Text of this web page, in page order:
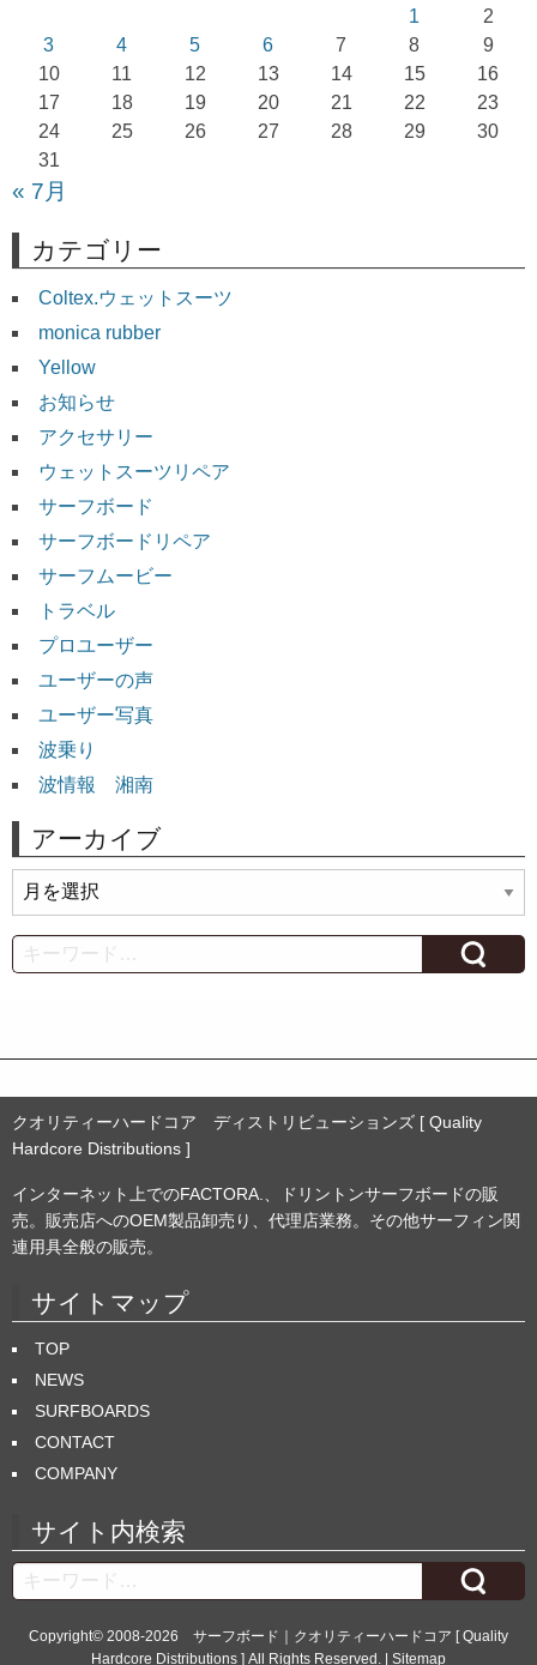
1
2
3
4 5 6 7 8
9
10
11 12 13 14 15
16
17
18 19 20 21 22
23
24
25 26 27 28 29
30
31
« 7月
カテゴリー
Coltex.ウェットスーツ
monica rubber
Yellow
お知らせ
アクセサリー
ウェットスーツリペア
サーフボード
サーフボードリペア
サーフムービー
トラベル
プロユーザー
ユーザーの声
ユーザー写真
波乗り
波情報 湘南
アーカイブ
ー
カ
イ
Search
クオリティーハードコア ディストリビューションズ [ Quality
Hardcore Distributions ]
インターネット上でのFACTORA.、ドリントンサーフボードの販
売。販売店へのOEM製品卸売り、代理店業務。その他サーフィン関
連用具全般の販売。
サイトマップ
TOP
NEWS
SURFBOARDS
CONTACT
COMPANY
サイト内検索
Search
Copyright© 2008-2026 サーフボード｜クオリティーハードコア [ Quality
Hardcore Distributions ] All Rights Reserved. | Sitemap